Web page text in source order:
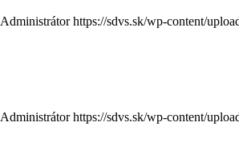
Administrátor https://sdvs.sk/wp-content/
Administrátor https://sdvs.sk/wp-content/